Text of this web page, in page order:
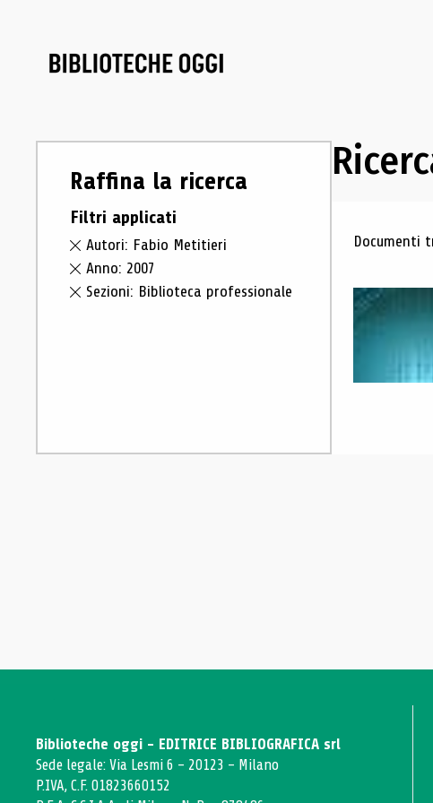
Raffina la ricerca
Filtri applicati
Autori: Fabio Metitieri
Anno: 2007
Sezioni: Biblioteca professionale
Documenti
Biblioteche oggi - EDITRICE BIBLIOGRAFICA srl
Sede legale: Via Lesmi 6 - 20123 - Milano
P.IVA, C.F. 01823660152